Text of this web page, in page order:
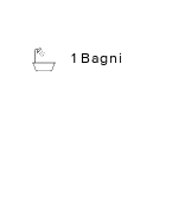
1 Bagni